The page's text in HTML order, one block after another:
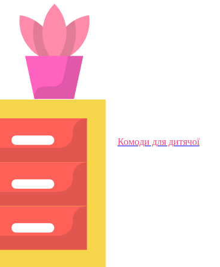
Комоди для дитячої